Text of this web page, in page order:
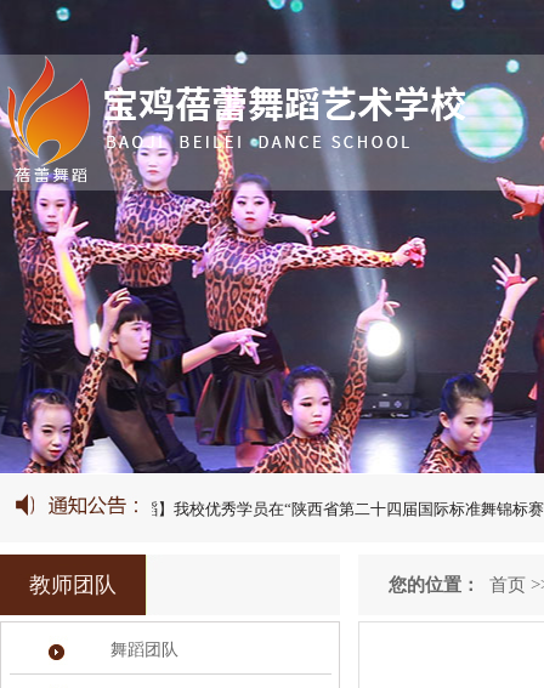
【蓓蕾舞蹈】我校优秀学员在“陕西省第二十四届国际标准舞锦标赛”
教师团队
舞蹈团队
您的位置： 首页